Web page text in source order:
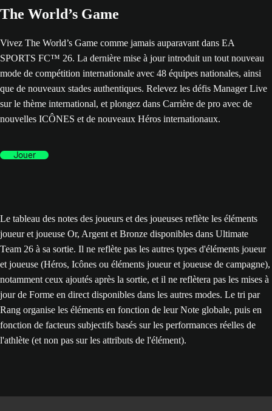
The World’s Game
Vivez The World’s Game comme jamais auparavant dans EA
SPORTS FC™ 26. La dernière mise à jour introduit un tout nouveau
mode de compétition internationale avec 48 équipes nationales, ainsi
que de nouveaux stades authentiques. Relevez les défis Manager Live
sur le thème international, et plongez dans Carrière de pro avec de
nouvelles ICÔNES et de nouveaux Héros internationaux.
Jouer
Le tableau des notes des joueurs et des joueuses reflète les éléments
joueur et joueuse Or, Argent et Bronze disponibles dans Ultimate
Team 26 à sa sortie. Il ne reflète pas les autres types d'éléments joueur
et joueuse (Héros, Icônes ou éléments joueur et joueuse de campagne),
notamment ceux ajoutés après la sortie, et il ne reflètera pas les mises à
jour de Forme en direct disponibles dans les autres modes. Le tri par
Rang organise les éléments en fonction de leur Note globale, puis en
fonction de facteurs subjectifs basés sur les performances réelles de
l'athlète (et non pas sur les attributs de l'élément).